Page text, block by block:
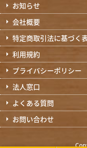
お知らせ
会社概要
特定商取引法に基づく
利用規約
プライバシーポリシー
法人窓口
よくある質問
お問い合わせ